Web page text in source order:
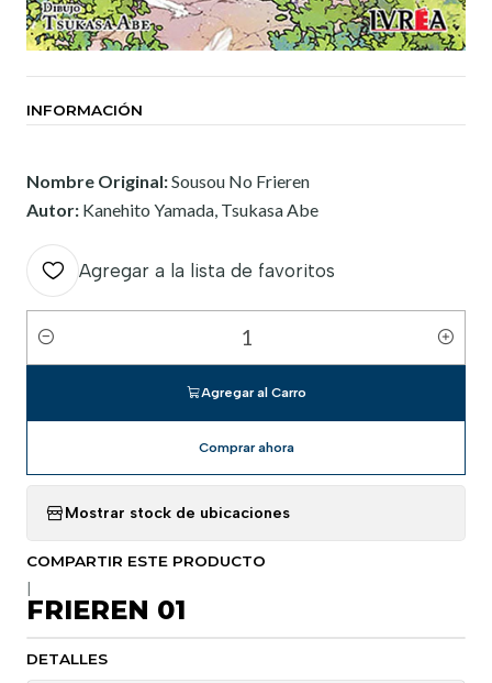
INFORMACIÓN
Nombre Original:Sousou No Frieren
Autor: Kanehito Yamada, Tsukasa Abe
Agregar a la lista de favoritos
Cantidad
Agregar al Carro
Comprar ahora
Mostrar stock de ubicaciones
COMPARTIR ESTE PRODUCTO
FRIEREN 01
DETALLES